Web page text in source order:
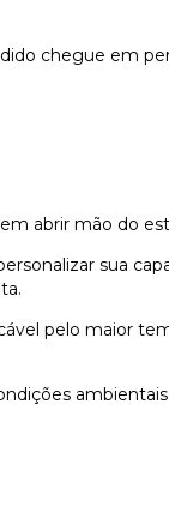
chegue em
abrir mão do
sua
pelo maior